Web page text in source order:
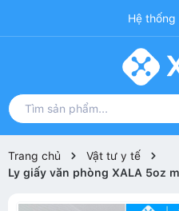
Hệ thống
Trang chủ
Vật tư y tế
Ly giấy văn phòng XALA 5oz